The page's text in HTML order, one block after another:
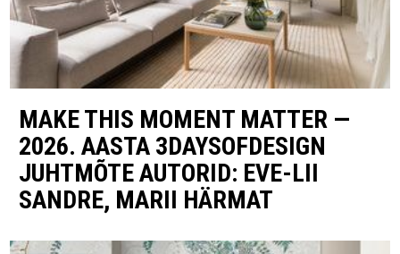
MAKE THIS MOMENT MATTER —
2026. AASTA 3DAYSOFDESIGN
JUHTMÕTE AUTORID: EVE-LII
SANDRE, MARII HÄRMAT